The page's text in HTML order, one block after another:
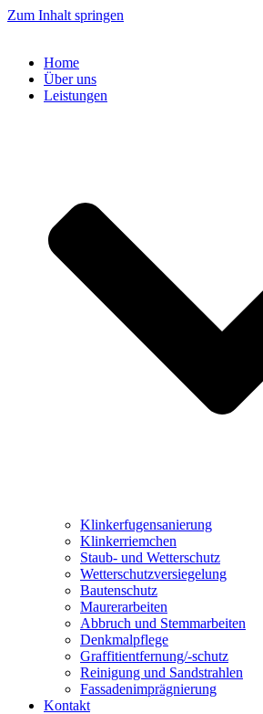
Zum Inhalt springen
Home
Über uns
Leistungen
Klinkerfugensanierung
Klinkerriemchen
Staub- und Wetterschutz
Wetterschutzversiegelung
Bautenschutz
Maurerarbeiten
Abbruch und Stemmarbeiten
Denkmalpflege
Graffitientfernung/-schutz
Reinigung und Sandstrahlen
Fassadenimprägnierung
Kontakt